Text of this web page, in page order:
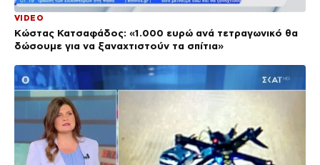
VIDEO
Κώστας Κατσαφάδος: «1.000 ευρώ ανά τετραγωνικό θα
δώσουμε για να ξαναχτιστούν τα σπίτια»